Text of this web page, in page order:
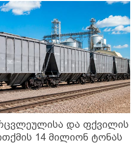
და ფქვილის
14 მილიონ ტონას